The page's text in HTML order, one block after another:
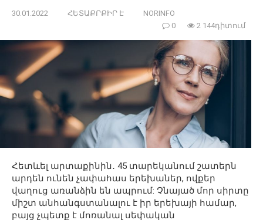
30.01.2022 ՀԵՏԱՔՐՔԻՐ Է
NORINFO
0
2 144դիտում
Հետևել արտաքինին․ 45 տարեկանում շատերն
արդեն ունեն չափահաս երեխաներ, ովքեր
վաղուց առանձին են ապրում: Չնայած մոր սիրտը
միշտ անհանգստանալու է իր երեխայի համար,
բայց չպետք է մոռանալ սեփական